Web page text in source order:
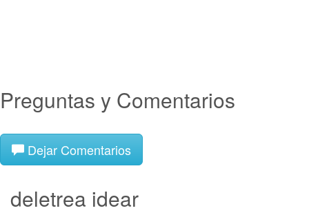
Preguntas y Comentarios
Dejar Comentarios
deletrea idear